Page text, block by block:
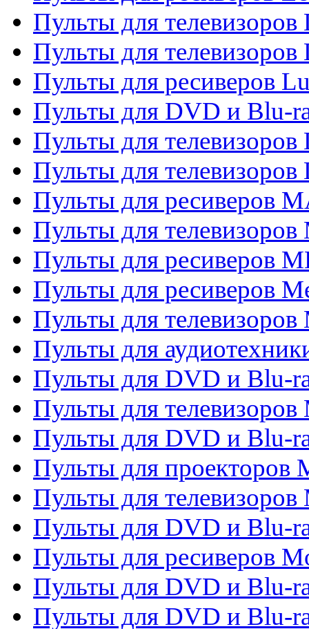
Пульты для телевизоров
Пульты для
Пульты для ресиверов
Пульты для DVD и Blu-
Пульты для телевизоров
Пульты для телевизоров
Пульты для ресиверов
Пульты для телевизоров
Пульты для ресиверов
Пульты для ресиверов
Пульты для телевизоров
Пульты для
Пульты для DVD и Blu-
Пульты для
Пульты для DVD и Blu-
Пульты для проекторов
Пульты для
Пульты для DVD и Blu-
Пульты для ресиверов
Пульты для DVD и Blu-
Пульты для DVD и Blu-